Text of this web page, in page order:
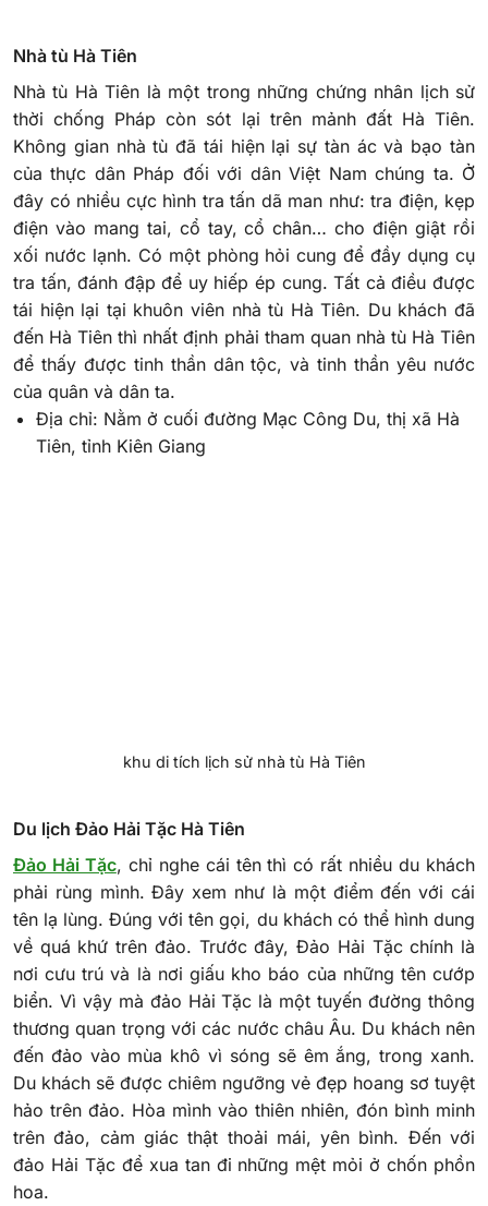
Nhà tù Hà Tiên
Nhà tù Hà Tiên là một trong những chứng nhân lịch sử
thời chống Pháp còn sót lại trên mảnh đất Hà Tiên.
Không gian nhà tù đã tái hiện lại sự tàn ác và bạo tàn
của thực dân Pháp đối với dân Việt Nam chúng ta. Ở
đây có nhiều cực hình tra tấn dã man như: tra điện, kẹp
điện vào mang tai, cổ tay, cổ chân… cho điện giật rồi
xối nước lạnh. Có một phòng hỏi cung để đầy dụng cụ
tra tấn, đánh đập để uy hiếp ép cung. Tất cả điều được
tái hiện lại tại khuôn viên nhà tù Hà Tiên. Du khách đã
đến Hà Tiên thì nhất định phải tham quan nhà tù Hà Tiên
để thấy được tinh thần dân tộc, và tinh thần yêu nước
của quân và dân ta.
Địa chỉ: Nằm ở cuối đường Mạc Công Du, thị xã Hà
Tiên, tỉnh Kiên Giang
khu di tích lịch sử nhà tù Hà Tiên
Du lịch Đảo Hải Tặc Hà Tiên
Đảo Hải Tặc, chỉ nghe cái tên thì có rất nhiều du khách
phải rùng mình. Đây xem như là một điểm đến với cái
tên lạ lùng. Đúng với tên gọi, du khách có thể hình dung
về quá khứ trên đảo. Trước đây, Đảo Hải Tặc chính là
nơi cưu trú và là nơi giấu kho báo của những tên cướp
biển. Vì vậy mà đảo Hải Tặc là một tuyến đường thông
thương quan trọng với các nước châu Âu. Du khách nên
đến đảo vào mùa khô vì sóng sẽ êm ắng, trong xanh.
Du khách sẽ được chiêm ngưỡng vẻ đẹp hoang sơ tuyệt
hảo trên đảo. Hòa mình vào thiên nhiên, đón bình minh
trên đảo, cảm giác thật thoải mái, yên bình. Đến với
đảo Hải Tặc để xua tan đi những mệt mỏi ở chốn phồn
hoa.